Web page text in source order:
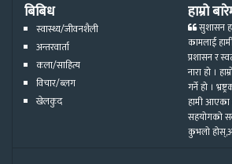
बिबिध
स्वास्थ्य/जीवनशैली
अन्तरवार्ता
कला/साहित्य
विचार/ब्लग
खेलकुद
हाम्रो
सुशासन
कामलाई
प्रशासन र
नारा हो ।
गर्ने हो ।
हामी आएका
सहयोगको
कुभलो